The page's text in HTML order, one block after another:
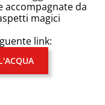
accompagnate da
magici
link: